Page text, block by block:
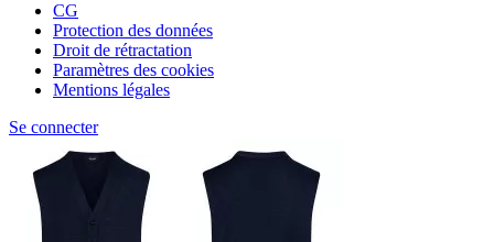
CG
Protection des données
Droit de rétractation
Paramètres des cookies
Mentions légales
Se connecter